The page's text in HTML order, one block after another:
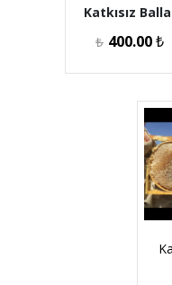
Katkısız
₺ 400.00₺